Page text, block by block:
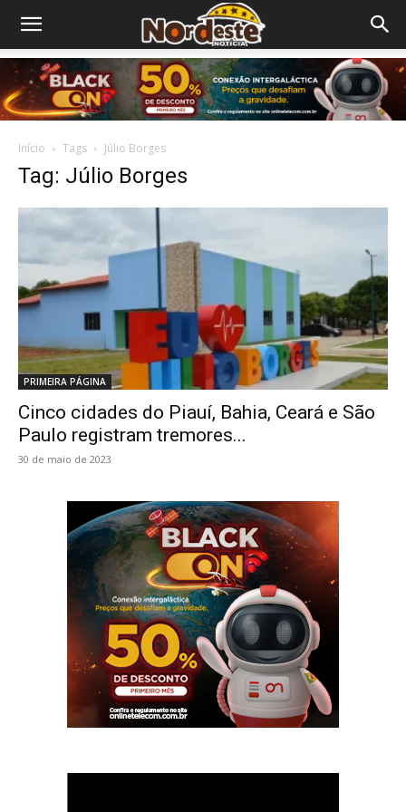
Início Tags Júlio Borges
Tag: Júlio Borges
PRIMEIRA PÁGINA
Cinco cidades do Piauí, Bahia, Ceará e São
Paulo registram tremores...
30 de maio de 2023